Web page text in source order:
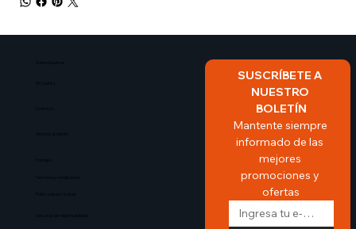
Mi Cuenta
Contacto
Entrega
Politica de privacidad
SUSCRÍBETE A
NUESTRO
BOLETÍN
Mantente siempre
informado de las
mejores
promociones y
ofertas